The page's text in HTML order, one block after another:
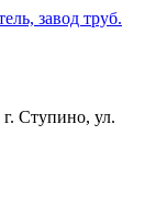
г. Ступино, ул.